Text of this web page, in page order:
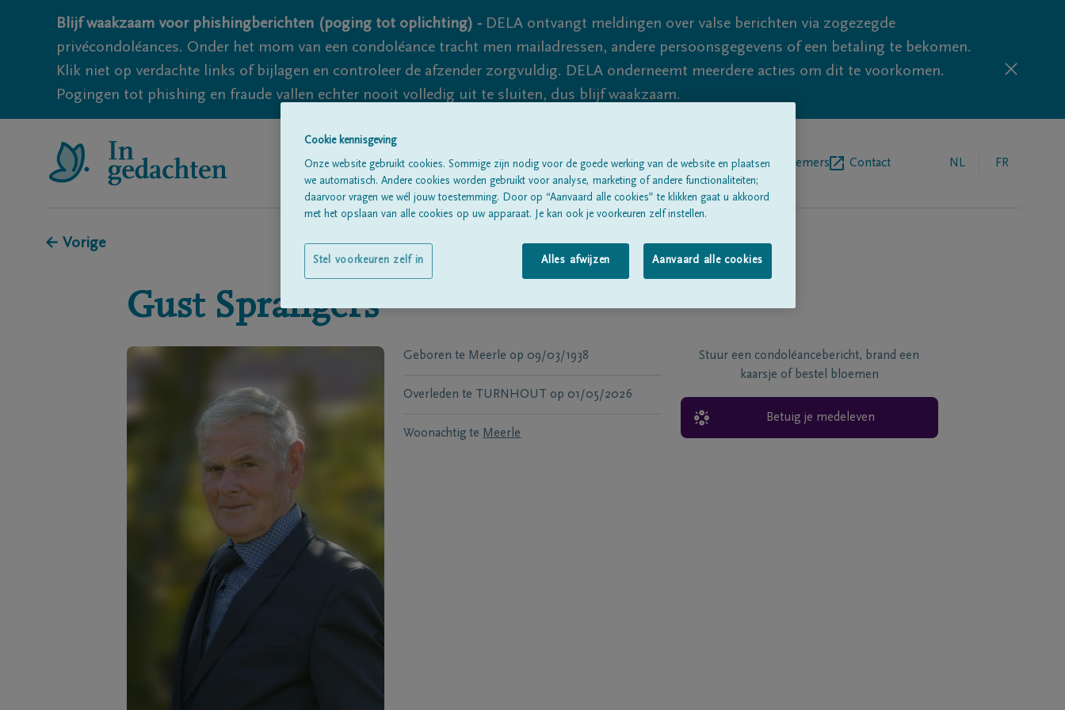
Blijf waakzaam voor phishingberichten (poging tot oplichting) - DELA ontvangt meldingen over valse berichten via zogezegde
privécondoléances. Onder het mom van een condoléance tracht men mailadressen, andere persoonsgegevens of een betaling te bekomen.
Klik niet op verdachte links of bijlagen en controleer de afzender zorgvuldig. DELA onderneemt meerdere acties om dit te voorkomen.
Pogingen tot phishing en fraude vallen echter nooit volledig uit te sluiten, dus blijf waakzaam.
Alle rouwberichtenOver onsBegrafenisondernemers Contact NL FR
← Vorige
Gust Sprangers
Geboren te Meerle op 09/03/1938
Overleden te TURNHOUT op 01/05/2026
Woonachtig te Meerle
Stuur een condoléancebericht, brand een
kaarsje of bestel bloemen
Betuig je medeleven
Cookie kennisgeving
Onze website gebruikt cookies. Sommige zijn nodig voor de goede werking van de website en plaatsen
we automatisch. Andere cookies worden gebruikt voor analyse, marketing of andere functionaliteiten;
daarvoor vragen we wél jouw toestemming. Door op “Aanvaard alle cookies” te klikken gaat u akkoord
met het opslaan van alle cookies op uw apparaat. Je kan ook je voorkeuren zelf instellen.
Alles afwijzen Aanvaard alle cookies
Stel voorkeuren zelf in